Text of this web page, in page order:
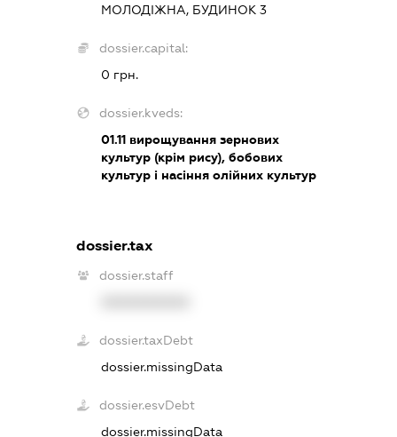
МОЛОДІЖНА, БУДИНОК 3
dossier.capital:
0 грн.
dossier.kveds:
01.11вирощування зернових
культур (крім рису), бобових
культур і насіння олійних культур
dossier.tax
dossier.staff
dossier.taxDebt
dossier.missingData
dossier.esvDebt
dossier.missingData